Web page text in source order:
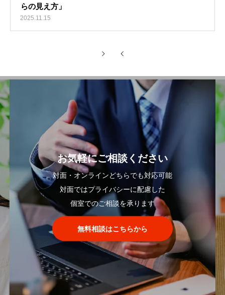
らの見え方」
2025.11.15
お気軽にご相談ください
対面・オンラインどちらでも対応可能
対面ではプライバシーに配慮した
個室でのご相談を承ります
無料相談はこちらから